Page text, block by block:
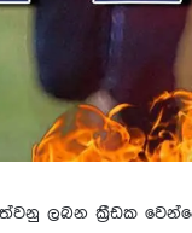
ලබන ක්‍රීඩක